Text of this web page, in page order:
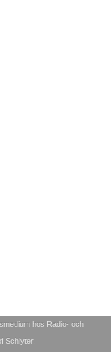
hos Radio- och
Schlyter.